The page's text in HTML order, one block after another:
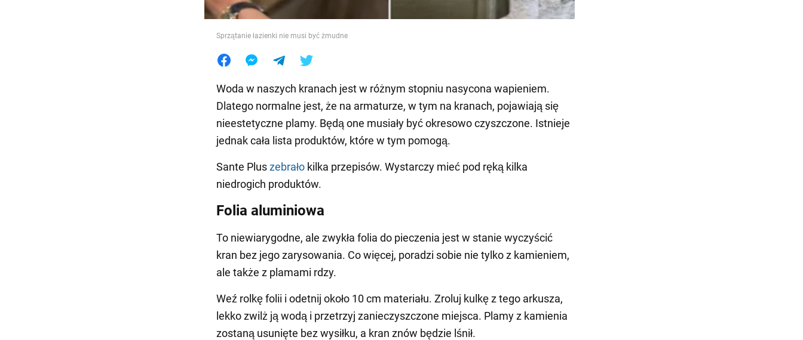
Sprzątanie łazienki nie musi być żmudne
Woda w naszych kranach jest w różnym stopniu nasycona wapieniem.
Dlatego normalne jest, że na armaturze, w tym na kranach, pojawiają się
nieestetyczne plamy. Będą one musiały być okresowo czyszczone. Istnieje
jednak cała lista produktów, które w tym pomogą.
Sante Pluszebrało kilka przepisów. Wystarczy mieć pod ręką kilka
niedrogich produktów.
Folia aluminiowa
To niewiarygodne, ale zwykła folia do pieczenia jest w stanie wyczyścić
kran bez jego zarysowania. Co więcej, poradzi sobie nie tylko z kamieniem,
ale także z plamami rdzy.
Weź rolkę folii i odetnij około 10 cm materiału. Zroluj kulkę z tego arkusza,
lekko zwilż ją wodą i przetrzyj zanieczyszczone miejsca. Plamy z kamienia
zostaną usunięte bez wysiłku, a kran znów będzie lśnił.